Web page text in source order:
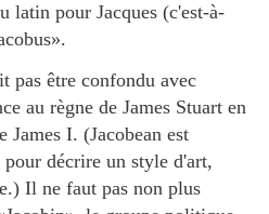
latin pour Jacques (c'est-à-
pas être confondu avec
au règne de James Stuart en
James I. (Jacobean est
décrire un style d'art,
Il ne faut pas non plus